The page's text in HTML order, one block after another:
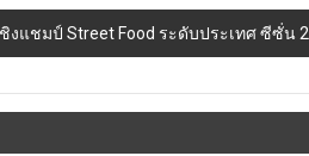
งแชมป์ Street Food ระดับประเทศ ซีซั่น 2